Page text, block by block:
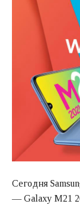
Сегодня
— Galaxy M21